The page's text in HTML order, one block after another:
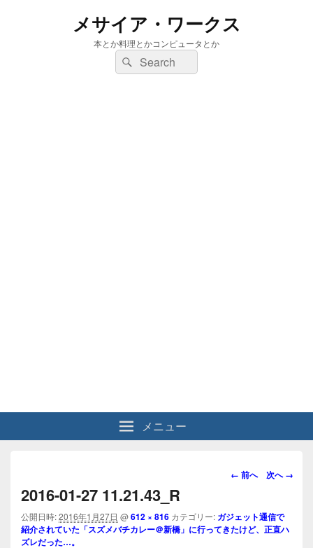
メサイア・ワークス
本とか料理とかコンピュータとか
検
索:
検
索
メニュー
画
ビ
ゲ
← 前へ 次へ →
2016-01-27 11.21.43_R
公開日時:2016年1月27日 @612 × 816 カテゴリー: ガジェット通信で
紹介されていた「スズメバチカレー＠新橋」に行ってきたけど、正直ハ
ズレだった…。